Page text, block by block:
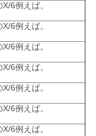
6例えば。
6例えば。
6例えば。
6例えば。
6例えば。
6例えば。
6例えば。